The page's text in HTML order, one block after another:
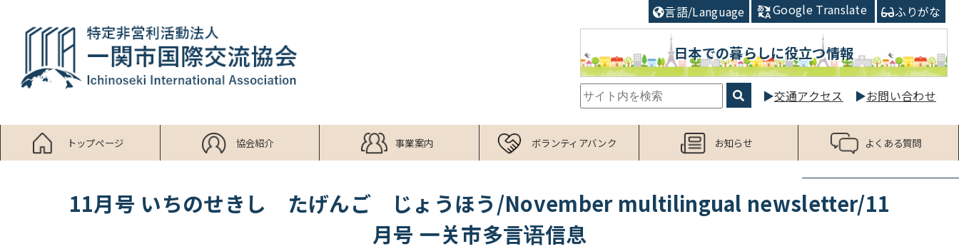
言語/Language Google Translate ふりがな
日本での暮らしに役立つ情報
交通アクセス お問い合わせ
トップページ 協会紹介 事業案内 ボランティアバンク お知らせ よくある質問
11月号 いちのせきし たげんご じょうほう/November multilingual newsletter/11
月号 一关市多言语信息